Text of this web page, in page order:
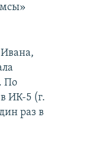
По
ИК-5 (г.
раз в